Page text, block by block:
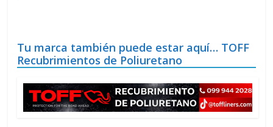
Tu marca también puede estar aquí… TOFF
Recubrimientos de Poliuretano